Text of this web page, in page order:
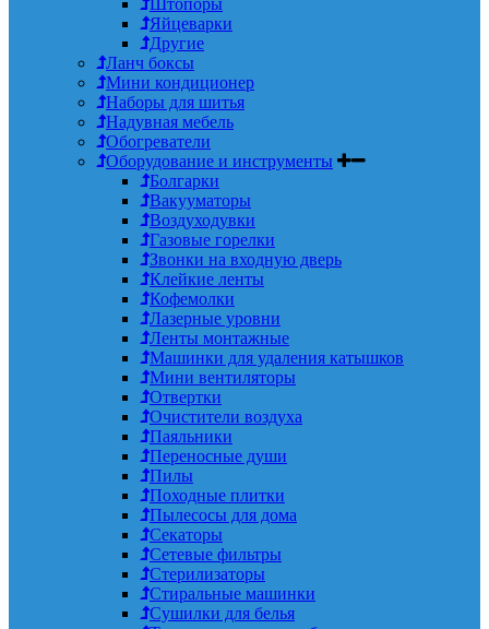
Яйцеварки
Другие
Ланч боксы
Мини кондиционер
Наборы для шитья
Надувная мебель
Обогреватели
Оборудование и инструменты
Болгарки
Вакууматоры
Воздуходувки
Газовые горелки
Звонки на входную дверь
Клейкие ленты
Кофемолки
Лазерные уровни
Ленты монтажные
Машинки для удаления катышков
Мини вентиляторы
Отвертки
Очистители воздуха
Паяльники
Переносные души
Пилы
Походные плитки
Пылесосы для дома
Секаторы
Сетевые фильтры
Стерилизаторы
Стиральные машинки
Сушилки для белья